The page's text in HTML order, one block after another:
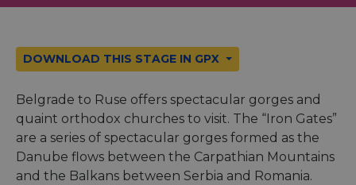
DOWNLOAD THIS STAGE IN GPX
Belgrade to Ruse offers spectacular gorges and
quaint orthodox churches to visit. The “Iron Gates”
are a series of spectacular gorges formed as the
Danube flows between the Carpathian Mountains
and the Balkans between Serbia and Romania.